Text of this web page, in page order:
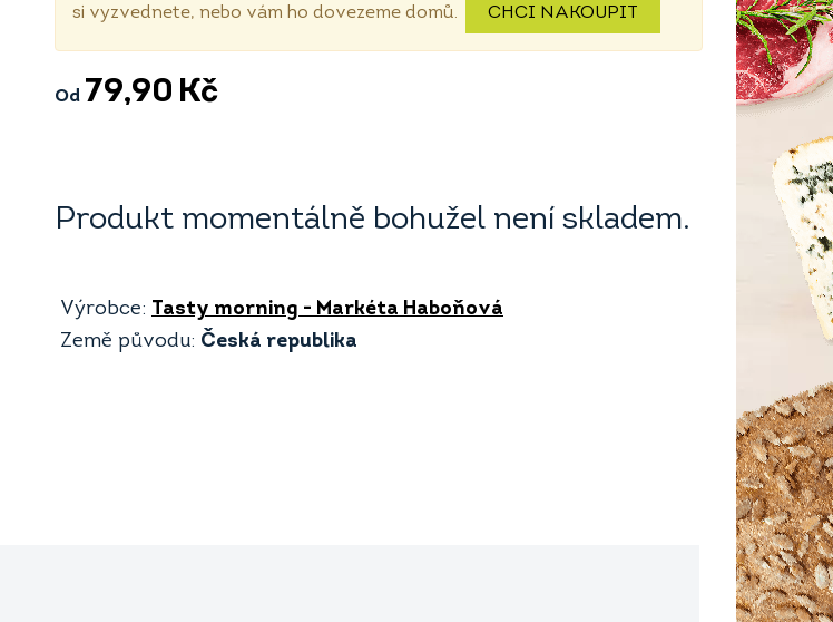
si vyzvednete, nebo vám ho dovezeme domů. CHCI NAKOUPIT
Od 79,90 Kč
Produkt momentálně bohužel není skladem.
Výrobce: Tasty morning - Markéta Haboňová
Země původu: Česká republika